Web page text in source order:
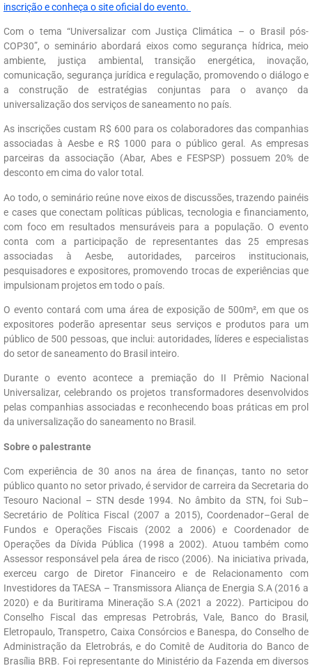
inscrição e conheça o site oficial do evento.
Com o tema “Universalizar com Justiça Climática – o Brasil pós-
COP30”, o seminário abordará eixos como segurança hídrica, meio
ambiente, justiça ambiental, transição energética, inovação,
comunicação, segurança jurídica e regulação, promovendo o diálogo e
a construção de estratégias conjuntas para o avanço da
universalização dos serviços de saneamento no país.
As inscrições custam R$ 600 para os colaboradores das companhias
associadas à Aesbe e R$ 1000 para o público geral. As empresas
parceiras da associação (Abar, Abes e FESPSP) possuem 20% de
desconto em cima do valor total.
Ao todo, o seminário reúne nove eixos de discussões, trazendo painéis
e cases que conectam políticas públicas, tecnologia e financiamento,
com foco em resultados mensuráveis para a população. O evento
conta com a participação de representantes das 25 empresas
associadas à Aesbe, autoridades, parceiros institucionais,
pesquisadores e expositores, promovendo trocas de experiências que
impulsionam projetos em todo o país.
O evento contará com uma área de exposição de 500m², em que os
expositores poderão apresentar seus serviços e produtos para um
público de 500 pessoas, que inclui: autoridades, líderes e especialistas
do setor de saneamento do Brasil inteiro.
Durante o evento acontece a premiação do II Prêmio Nacional
Universalizar, celebrando os projetos transformadores desenvolvidos
pelas companhias associadas e reconhecendo boas práticas em prol
da universalização do saneamento no Brasil.
Sobre o palestrante
Comexperiênciade 30 anos naáreade finanças, tanto no setor
públicoquanto no setor privado, é servidorde carreira da Secretariado
Tesouro Nacional – STNdesde 1994. No âmbitoda STN, foiSub–
Secretário de Política Fiscal (2007 a 2015), Coordenador–Geral de
Fundos e Operações Fiscais (2002 a 2006)e Coordenadorde
Operações da Dívida Pública (1998a2002). Atuoutambémcomo
Assessor responsável pela área de risco (2006). Na iniciativa privada,
exerceucargo de Diretor Financeiroe de Relacionamento com
Investidores daTAESA – Transmissora Aliançade Energia S.A (2016a
2020) e da Buritirama Mineração S.A (2021a2022). Participoudo
Conselho Fiscal das empresas Petrobrás,Vale, Bancodo Brasil ,
Eletropaulo,Transpetro, Caixa Consórcios e Banespa, do Conselho de
Administraçãoda Eletrobrás,e do Comitêde Auditoriado Bancode
Brasília BRB. Foi representante do Ministério da Fazenda emdiversos